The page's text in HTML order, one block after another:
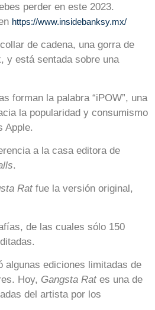
perder en este 2023.
https://www.insidebanksy.mx/
de cadena, una gorra de
y está sentada sobre una
forman la palabra “iPOW”, una
la popularidad y consumismo
Apple.
a la casa editora de
.
Ratfue la versión original,
de las cuales sólo 150
algunas ediciones limitadas de
Hoy, Gangsta Rates una de
del artista por los